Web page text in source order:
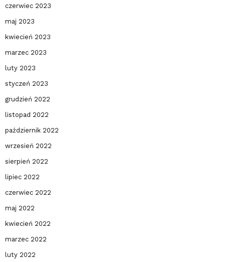
czerwiec 2023
maj 2023
kwiecień 2023
marzec 2023
luty 2023
styczeń 2023
grudzień 2022
listopad 2022
październik 2022
wrzesień 2022
sierpień 2022
lipiec 2022
czerwiec 2022
maj 2022
kwiecień 2022
marzec 2022
luty 2022